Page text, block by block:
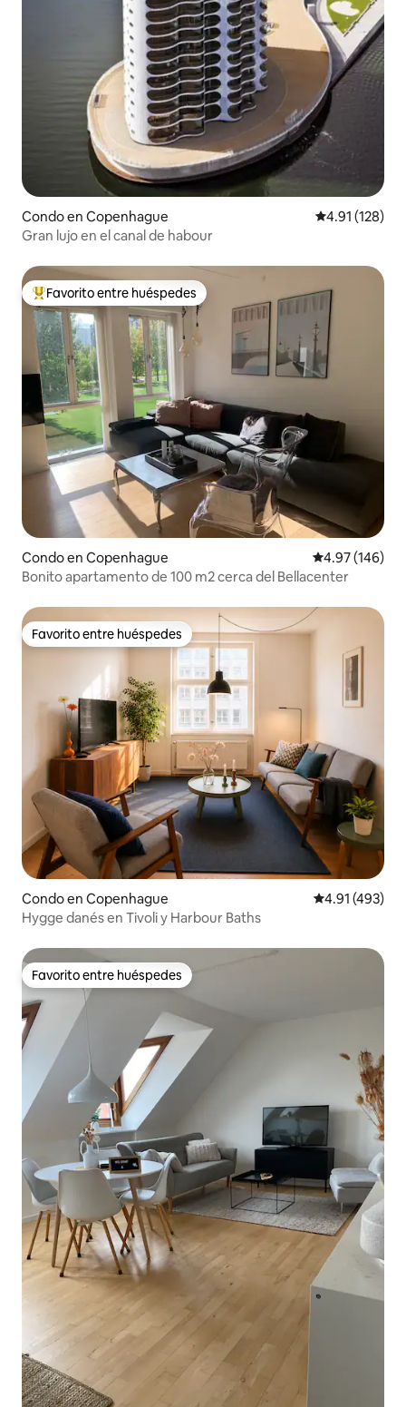
Condo en Copenhague Calificación
4.91 (128)
Gran lujo en el canal de habour
Favorito entre huéspedes preferido
Favorito entre huéspedes
Condo en Copenhague Calificación
4.97 (146)
Bonito apartamento de 100 m2 cerca del Bellacenter
Favorito entre huéspedes
Favorito entre huéspedes
Condo en Copenhague Calificación
4.91 (493)
Hygge danés en Tivoli y Harbour Baths
Favorito entre huéspedes
Favorito entre huéspedes